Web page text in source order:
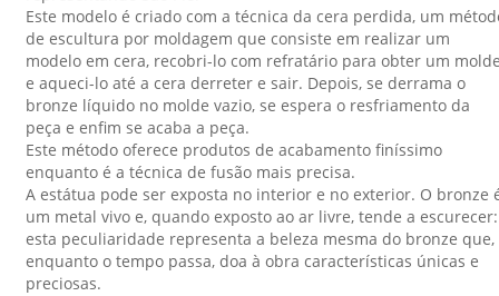
Este modelo é criado com a técnica da cera perdida, um
de escultura por moldagem que consiste em realizar um
modelo em cera, recobri-lo com refratário para obter um
e aqueci-lo até a cera derreter e sair. Depois, se derrama o
bronze líquido no molde vazio, se espera o resfriamento da
peça e enfim se acaba a peça.
Este método oferece produtos de acabamento finíssimo
enquanto é a técnica de fusão mais precisa.
A estátua pode ser exposta no interior e no exterior. O bronze
um metal vivo e, quando exposto ao ar livre, tende a escurecer:
esta peculiaridade representa a beleza mesma do bronze que,
enquanto o tempo passa, doa à obra características únicas e
preciosas.